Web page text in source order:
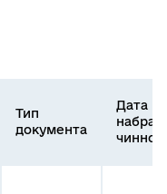
Тип
документа
Дата